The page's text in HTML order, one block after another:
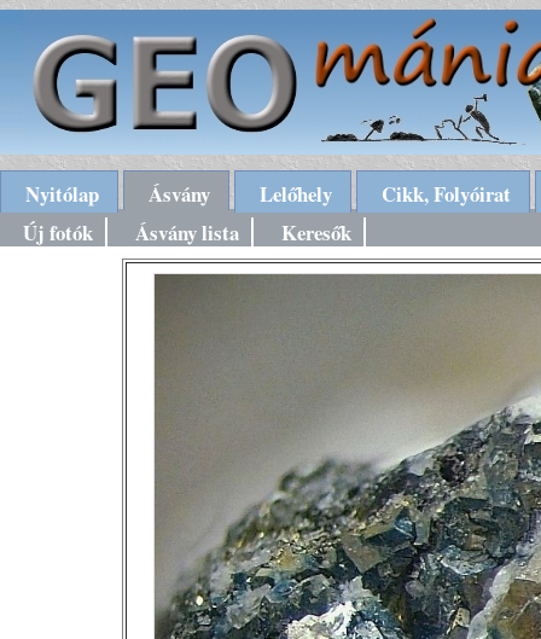
Nyitólap Ásvány Lelőhely
Cikk, Folyóirat
Új fotók
Ásvány lista Keresők